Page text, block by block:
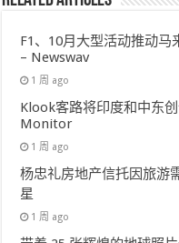
F1、10月大型活动推动
– Newswav
1 周 ago
Klook客路将印度和中东
Monitor
1 周 ago
杨忠礼房地产信托因旅游
星
1 周 ago